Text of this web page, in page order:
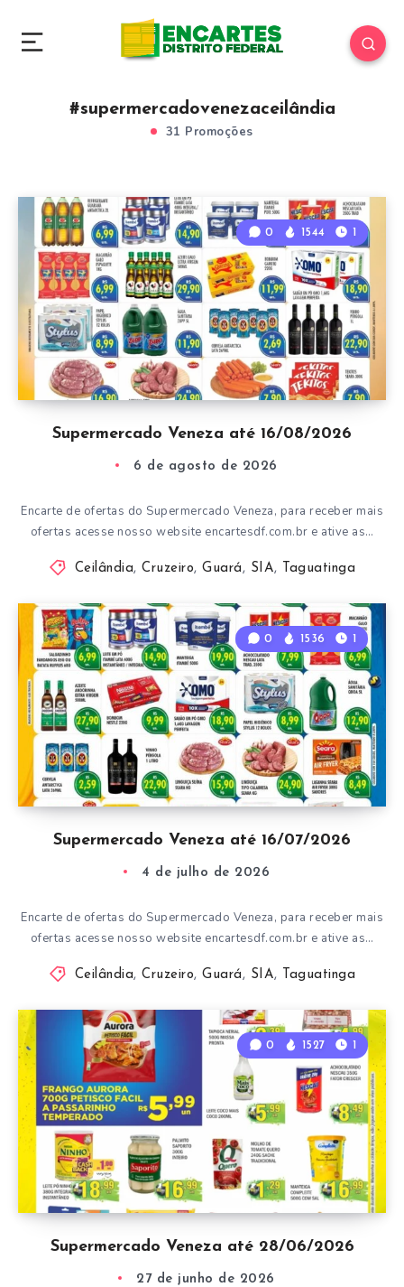
#supermercadovenezaceilândia
31 Promoções
Supermercado Veneza até 16/08/2026
0 1544 1
6 de agosto de 2026
Encarte de ofertas do Supermercado Veneza, para receber mais
ofertas acesse nosso website encartesdf.com.br e ative as…
Ceilândia, Cruzeiro, Guará , SIA, Taguatinga
Supermercado Veneza até 16/07/2026
0 1536 1
4 de julho de 2026
Encarte de ofertas do Supermercado Veneza, para receber mais
ofertas acesse nosso website encartesdf.com.br e ative as…
Ceilândia, Cruzeiro, Guará , SIA, Taguatinga
Supermercado Veneza até 28/06/2026
0 1527 1
27 de junho de 2026